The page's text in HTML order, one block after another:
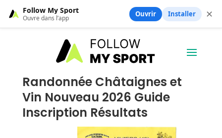
Randonnée Châtaignes et
Vin Nouveau 2026 Guide
Inscription Résultats
Follow My Sport
Ouvre dans l’app Ouvrir Installer ✕